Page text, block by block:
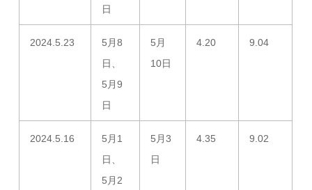
日
2024.5.23
5月8
日、
5月9
日
5月
10日
4.20 9.04
2024.5.16
5月1
日、
5月2
5月3
日
4.35 9.02